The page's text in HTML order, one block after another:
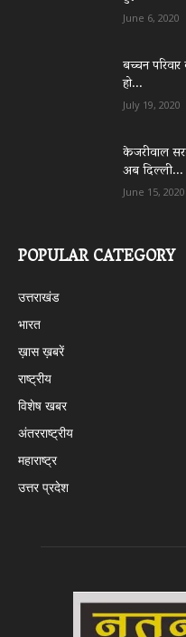
June 6, 2020
बच्चन
हो...
July 19, 2020
केजरीवाल
अब दिल्ली...
June 15, 2020
POPULAR CATEGORY
उत्तराखंड
भारत
ख़ास ख़बरें
राष्ट्रीय
विशेष खबर
अंतरराष्ट्रीय
महाराष्ट्र
उत्तर प्रदेश